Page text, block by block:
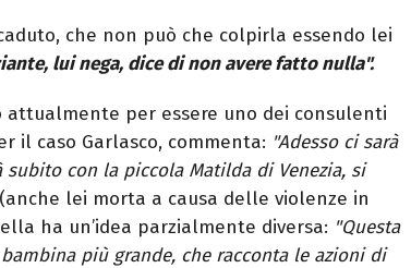
che non può che colpirla essendo lei
lui nega, dice di non avere fatto nulla".
attualmente per essere uno dei consulenti
il caso Garlasco, commenta: "Adesso ci sarà
con la piccola Matilda di Venezia, si
lei morta a causa delle violenze in
ha un’idea parzialmente diversa: "Questa
più grande, che racconta le azioni di